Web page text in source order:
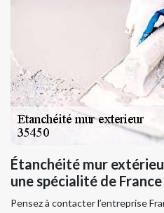
Étanchéité mur
une spécialité de
Pensez à contacter l’entreprise